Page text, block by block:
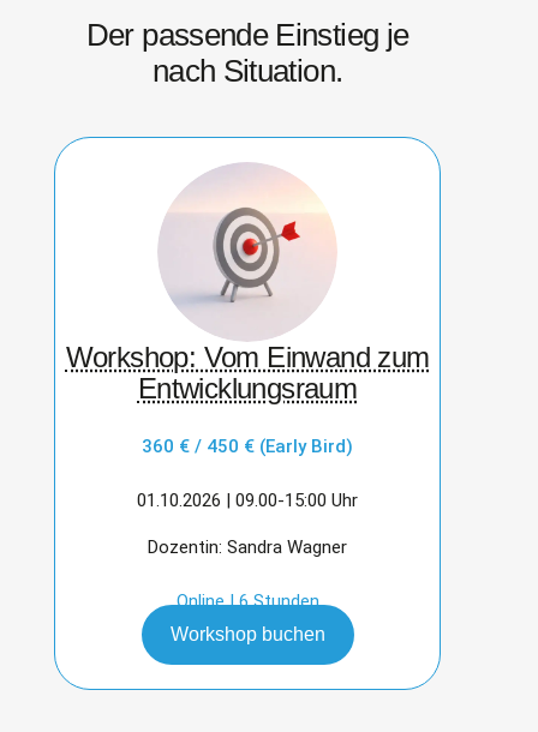
Der passende Einstieg je
nach Situation.
Workshop: Vom Einwand zum
Entwicklungsraum
360 € / 450 € (Early Bird)
01.10.2026 | 09.00-15:00 Uhr
Dozentin: Sandra Wagner
Online | 6 Stunden
Workshop buchen